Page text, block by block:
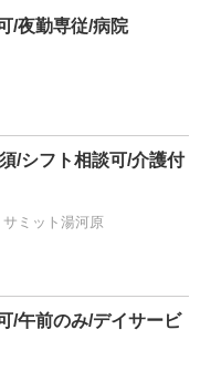
/夜勤専従/病院
/シフト相談可/介護付
ミット湯河原
/午前のみ/デイサービ